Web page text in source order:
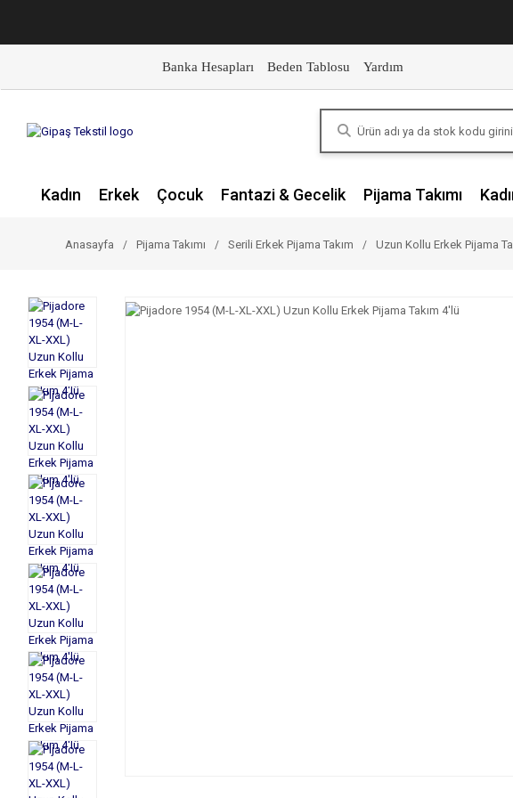
Banka Hesapları Beden Tablosu Yardım
Kadın Erkek Çocuk Fantazi & Gecelik Pijama Takımı
Anasayfa Pijama Takımı Serili Erkek Pijama Takım Uzun Kollu Erkek Pijama